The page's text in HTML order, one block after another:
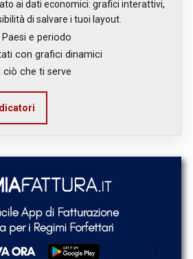
ai dati economici: grafici interattivi,
di salvare i tuoi layout.
e periodo
con grafici dinamici
ciò che ti serve